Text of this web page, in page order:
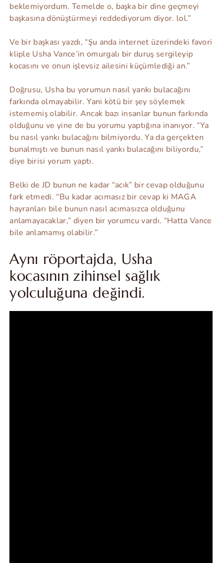
beklemiyordum. Temelde o, başka bir dine geçmeyi
başkasına dönüştürmeyi reddediyorum diyor. lol.”
Ve bir başkası yazdı, “Şu anda internet üzerindeki favori
kliple Usha Vance’in omurgalı bir duruş sergileyip
kocasını ve onun işlevsiz ailesini küçümlediği an.”
Doğrusu, Usha bu yorumun nasıl yankı bulacağını
farkında olmayabilir. Yani kötü bir şey söylemek
istememiş olabilir. Ancak bazı insanlar bunun farkında
olduğunu ve yine de bu yorumu yaptığına inanıyor. “Ya
bu nasıl yankı bulacağını bilmiyordu. Ya da gerçekten
bunalmıştı ve bunun nasıl yankı bulacağını biliyordu,”
diye birisi yorum yaptı.
Belki de JD bunun ne kadar “acık” bir cevap olduğunu
fark etmedi. “Bu kadar acımasız bir cevap ki MAGA
hayranları bile bunun nasıl acımasızca olduğunu
anlamayacaklar,” diyen bir yorumcu vardı. “Hatta Vance
bile anlamamış olabilir.”
Aynı röportajda, Usha
kocasının zihinsel sağlık
yolculuğuna değindi.